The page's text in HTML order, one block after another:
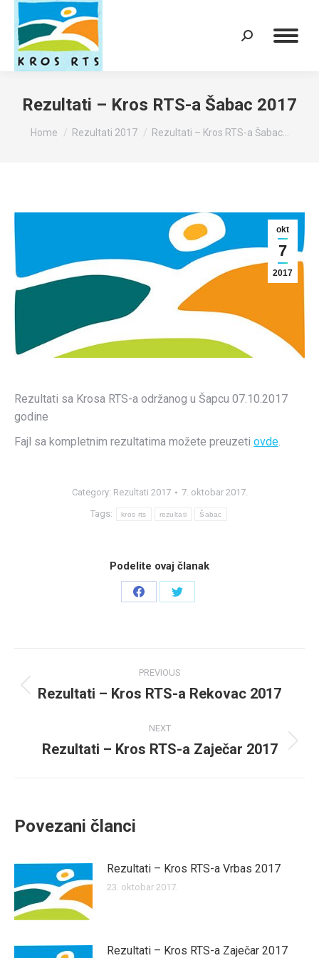
Search:
Rezultati – Kros RTS-a Šabac 2017
You are here:
Home Rezultati 2017 Rezultati – Kros RTS-a Šabac…
okt
7
2017
Rezultati sa Krosa RTS-a održanog u Šapcu 07.10.2017
godine
Fajl sa kompletnim rezultatima možete preuzeti ovde.
Category: Rezultati 2017 7. oktobar 2017.
Tags: kros rts rezultati Šabac
Podelite ovaj članak
Share
Share
navigation
PREVIOUS
Previous
Rezultati – Kros RTS-a Rekovac 2017
NEXT
Next
Rezultati – Kros RTS-a Zaječar 2017
Povezani članci
Rezultati – Kros RTS-a Vrbas 2017
23. oktobar 2017.
Rezultati – Kros RTS-a Zaječar 2017